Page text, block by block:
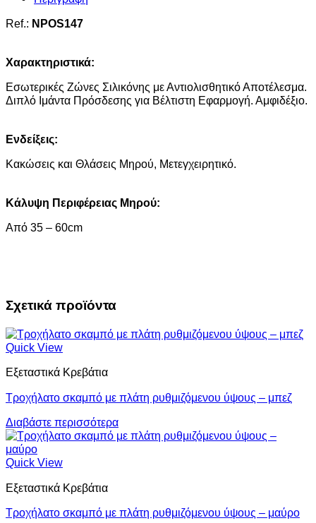
Ref.: NPOS147
Χαρακτηριστικά:
Εσωτερικές Ζώνες Σιλικόνης με Αντιολισθητικό Αποτέλεσμα.
Διπλό Ιμάντα Πρόσδεσης για Βέλτιστη Εφαρμογή. Αμφιδέξιο.
Ενδείξεις:
Κακώσεις και Θλάσεις Μηρού, Μετεγχειρητικό.
Κάλυψη Περιφέρειας Μηρού:
Aπό 35 – 60cm
Σχετικά προϊόντα
Quick View
Εξεταστικά Κρεβάτια
Τροχήλατο σκαμπό με πλάτη ρυθμιζόμενου ύψους – μπεζ
Διαβάστε περισσότερα
Quick View
Εξεταστικά Κρεβάτια
Τροχήλατο σκαμπό με πλάτη ρυθμιζόμενου ύψους – μαύρο